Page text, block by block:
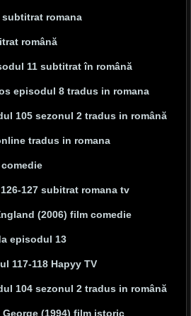
subtitrat romana
română
11 subtitrat în română
episodul 8 tradus in romana
105 sezonul 2 tradus in română
tradus in romana
127 subitrat romana tv
(2006) film comedie
episodul 13
117-118 Hapyy TV
104 sezonul 2 tradus in română
(1994) film istoric